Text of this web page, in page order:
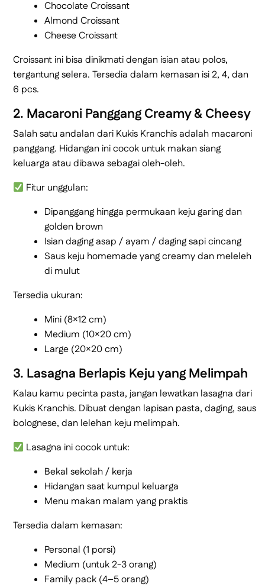
Chocolate Croissant
Almond Croissant
Cheese Croissant
Croissant ini bisa dinikmati dengan isian atau polos,
tergantung selera. Tersedia dalam kemasan isi 2, 4, dan
6 pcs.
2. Macaroni Panggang Creamy & Cheesy
Salah satu andalan dari Kukis Kranchis adalah macaroni
panggang. Hidangan ini cocok untuk makan siang
keluarga atau dibawa sebagai oleh-oleh.
Fitur unggulan:
Dipanggang hingga permukaan keju garing dan
golden brown
Isian daging asap / ayam / daging sapi cincang
Saus keju homemade yang creamy dan meleleh
di mulut
Tersedia ukuran:
Mini (8×12 cm)
Medium (10×20 cm)
Large (20×20 cm)
3. Lasagna Berlapis Keju yang Melimpah
Kalau kamu pecinta pasta, jangan lewatkan lasagna dari
Kukis Kranchis. Dibuat dengan lapisan pasta, daging, saus
bolognese, dan lelehan keju melimpah.
Lasagna ini cocok untuk:
Bekal sekolah / kerja
Hidangan saat kumpul keluarga
Menu makan malam yang praktis
Tersedia dalam kemasan:
Personal (1 porsi)
Medium (untuk 2-3 orang)
Family pack (4–5 orang)